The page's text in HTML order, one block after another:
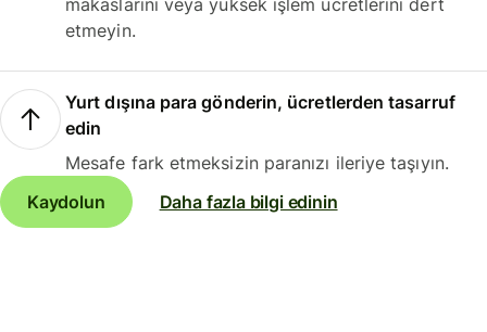
makaslarını veya yüksek işlem ücretlerini dert
etmeyin.
Yurt dışına para gönderin, ücretlerden tasarruf
edin
Mesafe fark etmeksizin paranızı ileriye taşıyın.
Kaydolun
Daha fazla bilgi edinin